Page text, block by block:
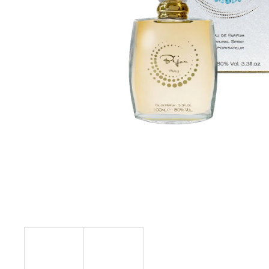
SOL DE VERANO SWEET APPLE BODY
12 €